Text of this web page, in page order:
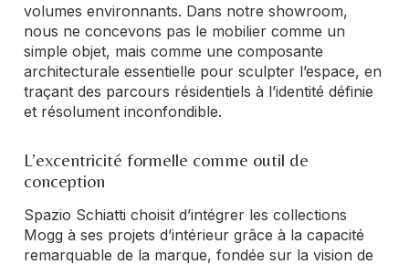
volumes environnants. Dans notre showroom,
nous ne concevons pas le mobilier comme un
simple objet, mais comme une composante
architecturale essentielle pour sculpter l’espace, en
traçant des parcours résidentiels à l’identité définie
et résolument inconfondible.
L’excentricité formelle comme outil de
conception
Spazio Schiatti choisit d’intégrer les collections
Mogg à ses projets d’intérieur grâce à la capacité
remarquable de la marque, fondée sur la vision de